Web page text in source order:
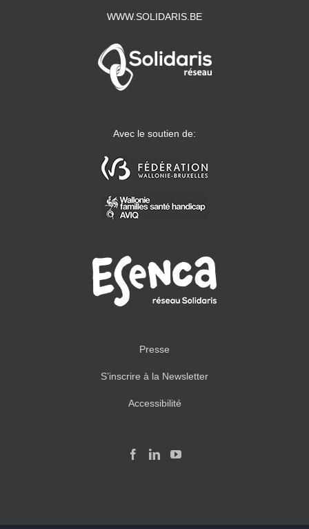
WWW.SOLIDARIS.BE
Avec le soutien de:
Presse
S’inscrire à la Newsletter
Accessibilité